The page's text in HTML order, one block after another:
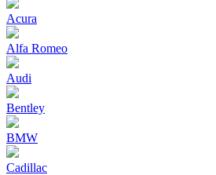
Acura
Alfa Romeo
Audi
Bentley
BMW
Cadillac